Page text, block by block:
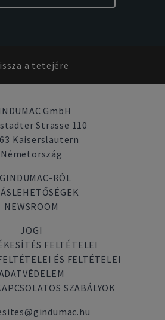
a tetejére
GmbH
Strasse 110
Kaiserslautern
Németország
RÓL
NEWSROOM
JOGI
FELTÉTELEI
ÉS FELTÉTELEI
SZABÁLYOK